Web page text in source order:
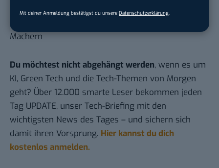
Mit deiner Anmeldung bestätigst du unsere Datenschutzerklärung.
Updates: Siehe Kommentare von den Chocri-
Machern
Du möchtest nicht abgehängt werden, wenn es um
KI, Green Tech und die Tech-Themen von Morgen
geht? Über 12.000 smarte Leser bekommen jeden
Tag UPDATE, unser Tech-Briefing mit den
wichtigsten News des Tages – und sichern sich
damit ihren Vorsprung. Hier kannst du dich
kostenlos anmelden.